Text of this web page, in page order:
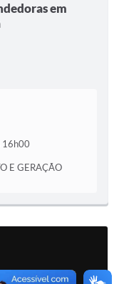
em
E GERAÇÃO